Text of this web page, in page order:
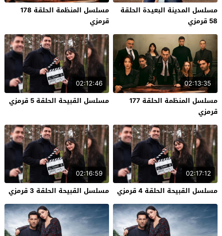
مسلسل المدينة البعيدة الحلقة
58 قرمزي
مسلسل المنظمة الحلقة 178
قرمزي
02:13:35
مسلسل المنظمة الحلقة 177
قرمزي
02:12:46
مسلسل القبيحة الحلقة 5 قرمزي
02:17:12
مسلسل القبيحة الحلقة 4 قرمزي
02:16:59
مسلسل القبيحة الحلقة 3 قرمزي